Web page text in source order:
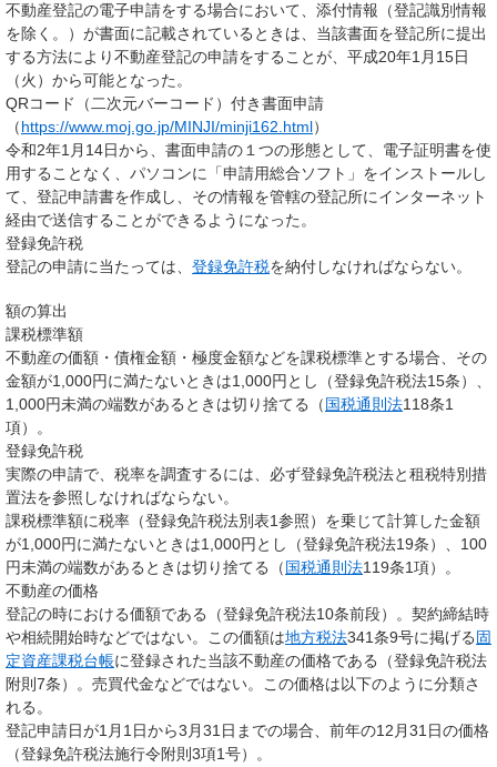
不動産登記の電子申請をする場合において、添付情報（登記識別情報
を除く。）が書面に記載されているときは、当該書面を登記所に提出
する方法により不動産登記の申請をすることが、平成20年1月15日
（火）から可能となった。
QRコード（二次元バーコード）付き書面申請
（https://www.moj.go.jp/MINJI/minji162.html）
令和2年1月14日から、書面申請の１つの形態として、電子証明書を使
用することなく、パソコンに「申請用総合ソフト」をインストールし
て、登記申請書を作成し、その情報を管轄の登記所にインターネット
経由で送信することができるようになった。
登録免許税
登記の申請に当たっては、 登録免許税を納付しなければならない。
額の算出
課税標準額
不動産の価額・債権金額・極度金額などを課税標準とする場合、その
金額が1,000円に満たないときは1,000円とし（登録免許税法15条）、
1,000円未満の端数があるときは切り捨てる（国税通則法118条1
項）。
登録免許税
実際の申請で、税率を調査するには、必ず登録免許税法と租税特別措
置法を参照しなければならない。
課税標準額に税率（登録免許税法別表1参照）を乗じて計算した金額
が1,000円に満たないときは1,000円とし（登録免許税法19条）、100
円未満の端数があるときは切り捨てる（国税通則法119条1項）。
不動産の価格
登記の時における価額である（登録免許税法10条前段）。契約締結時
や相続開始時などではない。この価額は地方税法341条9号に掲げる固
定資産課税台帳に登録された当該不動産の価格である（登録免許税法
附則7条）。売買代金などではない。この価格は以下のように分類さ
れる。
登記申請日が1月1日から3月31日までの場合、前年の12月31日の価格
（登録免許税法施行令附則3項1号）。